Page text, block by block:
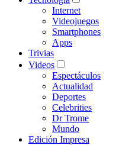
Internet
Videojuegos
Smartphones
Apps
Trivias
Videos
Espectáculos
Actualidad
Deportes
Celebrities
Dr Trome
Mundo
Edición Impresa